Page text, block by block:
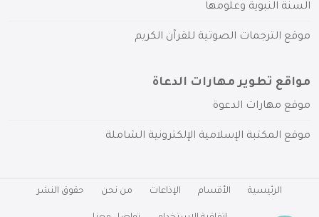
السنة النبوية وعلومها
موقع الترجمات الصوتية للقرآن الكريم
مواقع تطوير مهارات الدعاة
موقع مهارات الدعوة
موقع المكتبة الإسلامية الإلكترونية الشاملة
الرئيسية الأقسام الإذاعات من نحن حقوق النشر